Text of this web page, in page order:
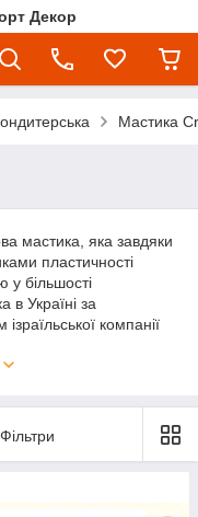
Декор
Мастика
мастика, яка завдяки
пластичності
у більшості
в Україні за
компанії
кукурудзяний,
Фільтри